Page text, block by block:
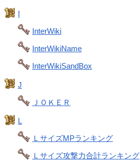
I
InterWiki
InterWikiName
InterWikiSandBox
J
ＪＯＫＥＲ
L
ＬサイズMPランキング
Ｌサイズ攻撃力合計ランキング